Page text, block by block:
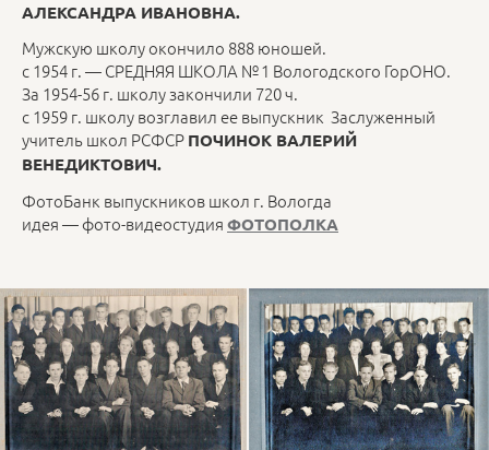
АЛЕКСАНДРА ИВАНОВНА.
Мужскую школу окончило 888 юношей.
с 1954 г. — СРЕДНЯЯ ШКОЛА № 1 Вологодского ГорОНО.
За 1954-56 г. школу закончили 720 ч.
с 1959 г. школу возглавил ее выпускник Заслуженный
учитель школ РСФСР ПОЧИНОК ВАЛЕРИЙ
ВЕНЕДИКТОВИЧ.
ФотоБанк выпускников школ г. Вологда
идея — фото-видеостудия ФОТОПОЛКА